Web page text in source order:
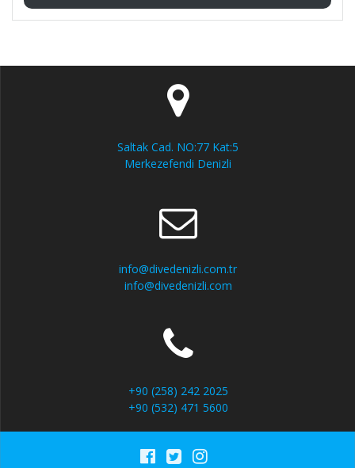
Saltak Cad. NO:77 Kat:5
Merkezefendi Denizli
info@divedenizli.com.tr
info@divedenizli.com
+90 (258) 242 2025
+90 (532) 471 5600